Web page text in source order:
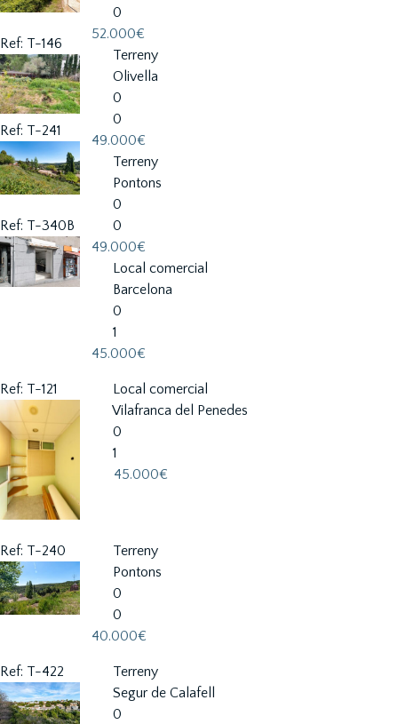
0
52.000€
Ref: T-146
Terreny
Olivella
0
0
49.000€
Ref: T-241
Terreny
Pontons
0
0
49.000€
Ref: T-340B
Local comercial
Barcelona
0
1
45.000€
Ref: T-121
Local comercial
Vilafranca del Penedes
0
1
45.000€
Ref: T-240
Terreny
Pontons
0
0
40.000€
Ref: T-422
Terreny
Segur de Calafell
0